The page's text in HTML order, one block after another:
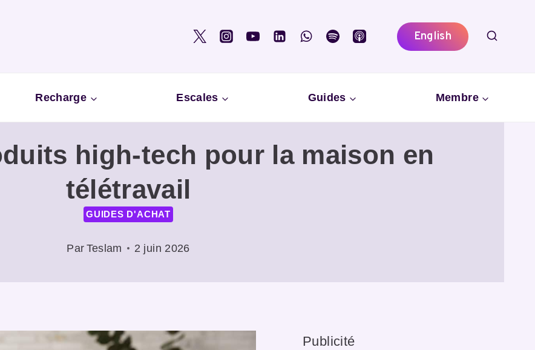
English
Recharge Escales Guides Membre
high-tech pour la maison en
télétravail
GUIDES D'ACHAT
Par Teslam 2 juin 2026
Publicité